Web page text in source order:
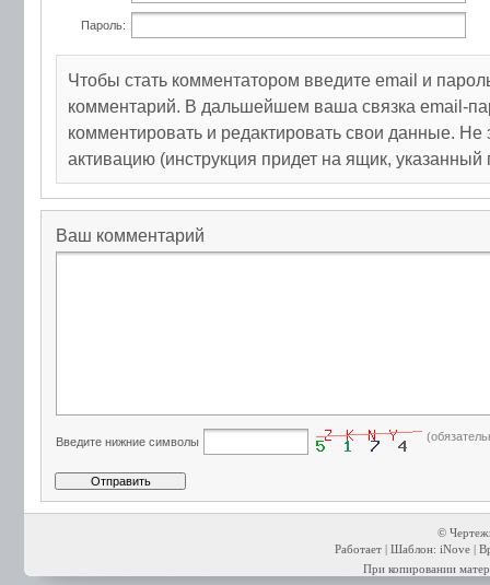
Пароль:
Чтобы стать комментатором введите email и
комментарий. В дальшейшем ваша связка email-
комментировать и редактировать свои данные. Не
активацию (инструкция придет на ящик, указанный
Ваш комментарий
Введите нижние символы
©
Работает | Шаблон: iNove |
При копировании